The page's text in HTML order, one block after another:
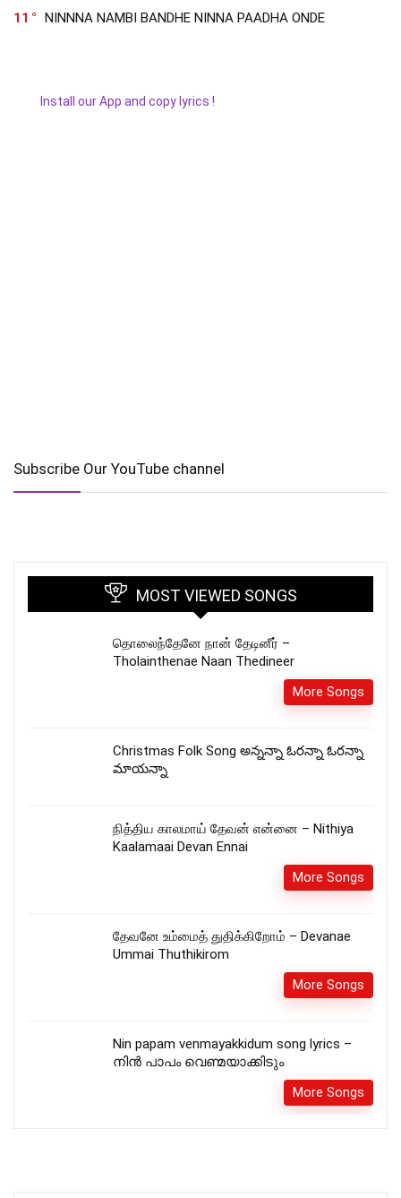
11 NINNNA NAMBI BANDHE NINNA PAADHA ONDE
Install our App and copy lyrics !
Subscribe Our YouTube channel
MOST VIEWED SONGS
தொலைந்தேனே நான் தேடினீர் –
Tholainthenae Naan Thedineer
More Songs
Christmas Folk Song అన్నన్నా ఓరన్నా ఓరన్నా
మాయన్నా
நித்திய காலமாய் தேவன் என்னை – Nithiya
Kaalamaai Devan Ennai
More Songs
தேவனே உம்மைத் துதிக்கிறோம் – Devanae
Ummai Thuthikirom
More Songs
Nin papam venmayakkidum song lyrics –
നിൻ പാപം വെണ്മയാക്കിടും
More Songs